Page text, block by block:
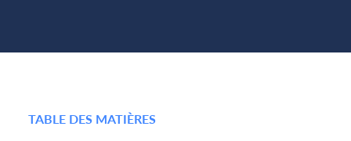
TABLE DES MATIÈRES